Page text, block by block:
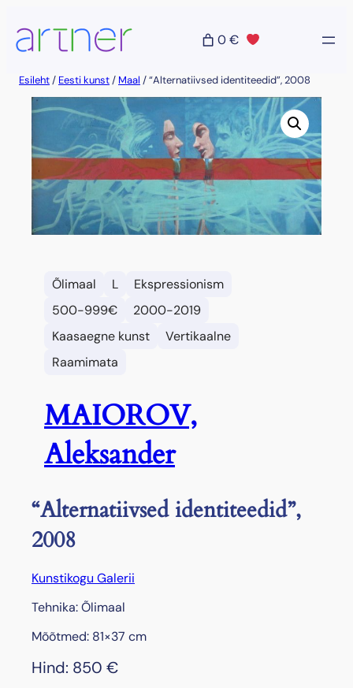
sisu
juurde
0 €
Esileht/ Eesti kunst/ Maal / “Alternatiivsed identiteedid”, 2008
Õlimaal L
Ekspressionism
500-999€
2000-2019
Kaasaegne kunst
Vertikaalne
Raamimata
MAIOROV,
Aleksander
“Alternatiivsed identiteedid”,
2008
Kunstikogu Galerii
Tehnika: Õlimaal
Mõõtmed: 81×37 cm
Hind: 850 €